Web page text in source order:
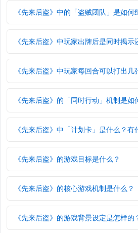
《先来后盗》中的「盗贼团队」是如何
《先来后盗》中玩家出牌后是同时揭示
《先来后盗》中玩家每回合可以打出几
《先来后盗》的「同时行动」机制是如
《先来后盗》中「计划卡」是什么？有
《先来后盗》的游戏目标是什么？
《先来后盗》的核心游戏机制是什么？
《先来后盗》的游戏背景设定是怎样的